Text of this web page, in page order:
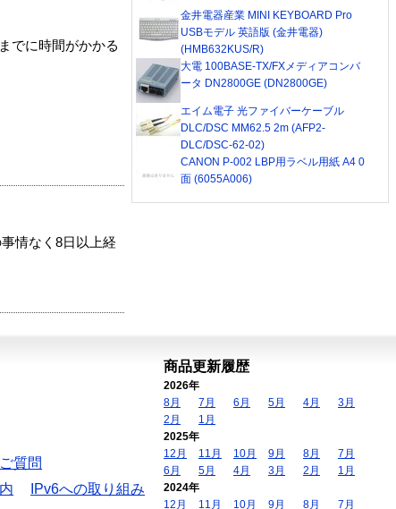
でに時間がかかる
情なく8日以上経
金井電器産業 MINI KEYBOARD Pro
USBモデル 英語版 (金井電器)
(HMB632KUS/R)
大電 100BASE-TX/FXメディアコンバ
ータ DN2800GE (DN2800GE)
エイム電子 光ファイバーケーブル
DLC/DSC MM62.5 2m (AFP2-
DLC/DSC-62-02)
CANON P-002 LBP用ラベル用紙 A4 0
面 (6055A006)
質問
IPv6への取り組み
商品更新履歴
2026年
8月
7月 6月 5月 4月
3月
2月
1月
2025年
12月
11月 10月 9月 8月
7月
6月
5月 4月 3月 2月
1月
2024年
12月
11月 10月 9月 8月
7月